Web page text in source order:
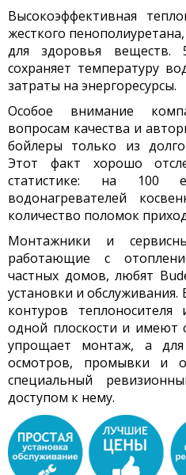
Высокоэффективная
жесткого
для здоровья веществ.
сохраняет температуру
затраты на энергоресурсы.
Особое внимание
вопросам качества и
бойлеры только из
Этот факт хорошо
статистике: на 100
водонагревателей
количество поломок
Монтажники и
работающие с
частных домов, любят
установки и
контуров
одной плоскости и имеют
упрощает монтаж, а для
осмотров, промывки и
специальный
доступом к нему.